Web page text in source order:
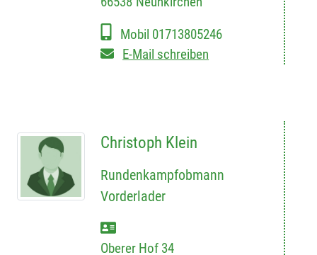
Mobil 01713805246
E-Mail schreiben
Christoph Klein
Rundenkampfobmann
Vorderlader
Oberer Hof 34